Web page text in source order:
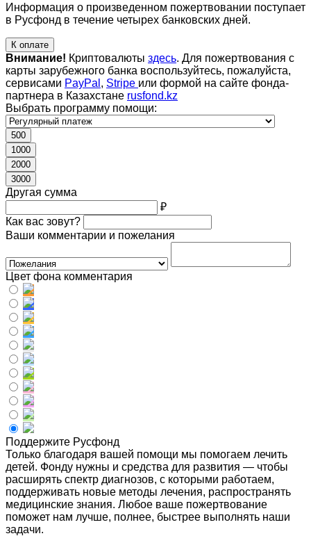
Информация о произведенном пожертвовании поступает
в Русфонд в течение четырех банковских дней.
К оплате
Внимание! Криптовалюты здесь. Для пожертвования с
карты зарубежного банка воспользуйтесь, пожалуйста,
сервисами PayPal , Stripe или формой на сайте фонда-
партнера в Казахстане rusfond.kz
Выбрать программу помощи:
500
1000
2000
3000
Другая сумма
₽
Как вас зовут?
Ваши комментарии и пожелания
Цвет фона комментария
Поддержите Русфонд
Только благодаря вашей помощи мы помогаем лечить
детей. Фонду нужны и средства для развития — чтобы
расширять спектр диагнозов, с которыми работаем,
поддерживать новые методы лечения, распространять
медицинские знания. Любое ваше пожертвование
поможет нам лучше, полнее, быстрее выполнять наши
задачи.